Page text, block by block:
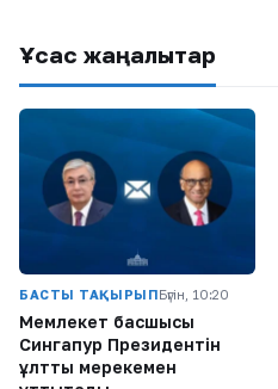
Ұқсас жаңалықтар
БАСТЫ ТАҚЫРЫПБүгін, 10:20
Мемлекет басшысы
Сингапур Президентін
ұлттық мерекемен